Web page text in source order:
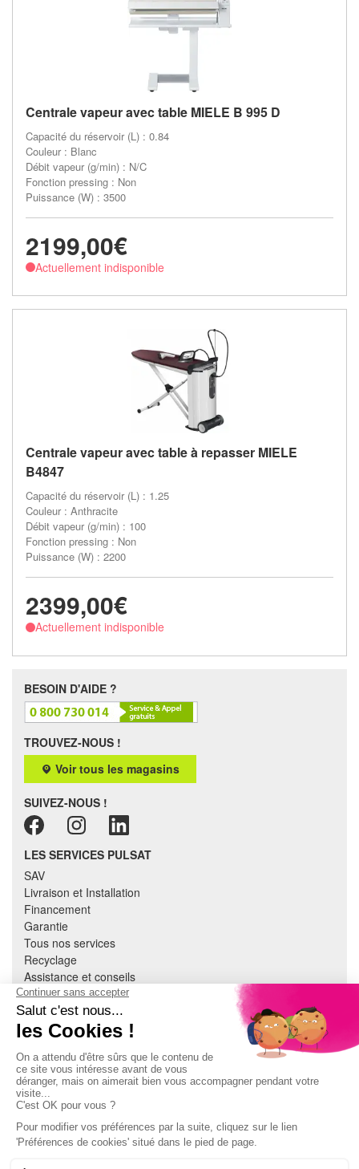
Centrale vapeur avec table MIELE B 995 D
Capacité du réservoir (L) : 0.84
Couleur : Blanc
Débit vapeur (g/min) : N/C
Fonction pressing : Non
Puissance (W) : 3500
2199,00€
Actuellement indisponible
Centrale vapeur avec table à repasser MIELE
B4847
Capacité du réservoir (L) : 1.25
Couleur : Anthracite
Débit vapeur (g/min) : 100
Fonction pressing : Non
Puissance (W) : 2200
2399,00€
Actuellement indisponible
BESOIN D'AIDE ?
TROUVEZ-NOUS !
Voir tous les magasins
SUIVEZ-NOUS !
LES SERVICES PULSAT
SAV
Livraison et Installation
Financement
Garantie
Tous nos services
Recyclage
Assistance et conseils
Cuisine équipée
Literie
Nous contacter
À PROPOS
CGV
Mentions légales
Données personnelles
Devenir adhérent